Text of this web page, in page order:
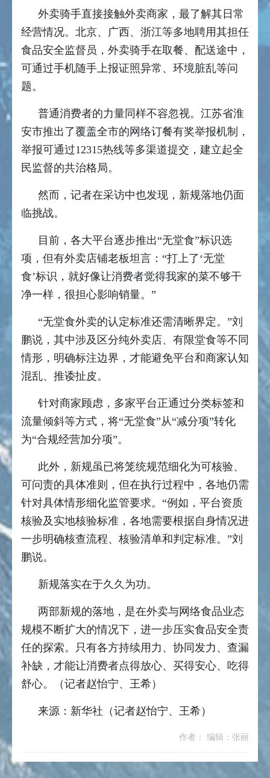
外卖骑手直接接触外卖商家，最了解其日常
经营情况。北京、广西、浙江等多地聘用其担任
食品安全监督员，外卖骑手在取餐、配送途中，
可通过手机随手上报证照异常、环境脏乱等问
题。
普通消费者的力量同样不容忽视。江苏省淮
安市推出了覆盖全市的网络订餐有奖举报机制，
举报可通过12315热线等多渠道提交，建立起全
民监督的共治格局。
然而，记者在采访中也发现，新规落地仍面
临挑战。
目前，各大平台逐步推出“无堂食”标识选
项，但有外卖店铺老板坦言：“打上了‘无堂
食’标识，就好像让消费者觉得我家的菜不够干
净一样，很担心影响销量。”
“无堂食外卖的认定标准还需清晰界定。”刘
鹏说，其中涉及区分纯外卖店、有限堂食等不同
情形，明确标注边界，才能避免平台和商家认知
混乱、推诿扯皮。
针对商家顾虑，多家平台正通过分类标签和
流量倾斜等方式，将“无堂食”从“减分项”转化
为“合规经营加分项”。
此外，新规虽已将笼统规范细化为可核验、
可问责的具体准则，但在执行过程中，各地仍需
针对具体情形细化监管要求。“例如，平台资质
核验及实地核验标准，各地需要根据自身情况进
一步明确核查流程、核验清单和判定标准。”刘
鹏说。
新规落实在于久久为功。
两部新规的落地，是在外卖与网络食品业态
规模不断扩大的情况下，进一步压实食品安全责
任的探索。只有各方持续用力、协同发力、查漏
补缺，才能让消费者点得放心、买得安心、吃得
舒心。（记者赵怡宁、王希）
来源：新华社（记者赵怡宁、王希）
作者： 编辑：张丽